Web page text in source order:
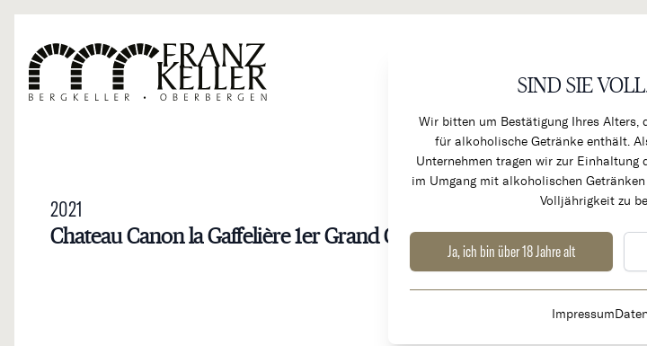
SIND SIE
Wir bitten um Bestätigung Ihres Alters,
für alkoholische Getränke enthält.
Unternehmen tragen wir zur Einhaltung
im Umgang mit alkoholischen
Volljährigkeit zu
Ja, ich bin über 18 Jahre alt
Impressum
2021
Chateau Canon la Gaffelière 1er Grand Cru Classé B